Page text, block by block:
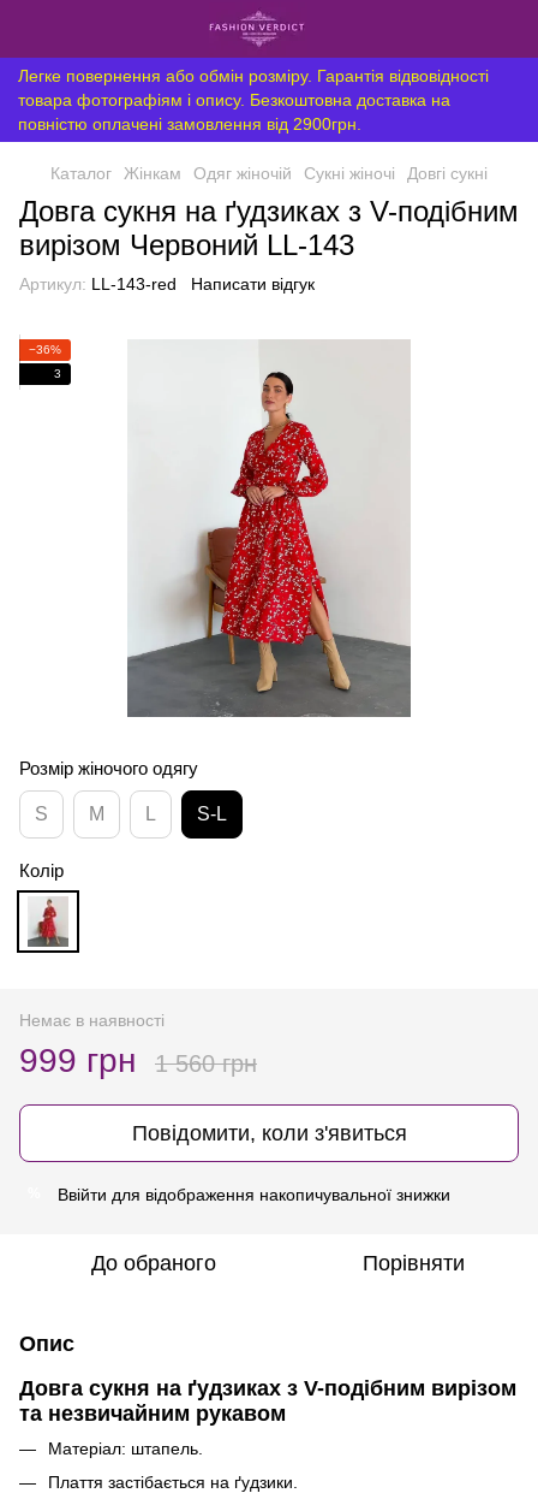
Легке повернення або обмін розміру. Гарантія відвовідності
товара фотографіям і опису. Безкоштовна доставка на
повністю оплачені замовлення від 2900грн.
Каталог Жінкам Одяг жіночій Сукні жіночі Довгі сукні
Довга сукня на ґудзиках з V-подібним
вирізом Червоний LL-143
Артикул: LL-143-red Написати відгук
−36%
3
Розмір жіночого одягу
S M L S-L
Колір
Немає в наявності
999 грн 1 560 грн
Повідомити, коли з'явиться
Ввійти для відображення накопичувальної знижки
До обраного Порівняти
Опис
Довга сукня на ґудзиках з V-подібним вирізом
та незвичайним рукавом
Матеріал: штапель.
Плаття застібається на ґудзики.